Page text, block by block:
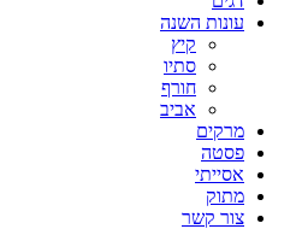
עונות השנה
קיץ
סתיו
חורף
אביב
מרקים
פסטה
אסייתי
מתוק
צור קשר